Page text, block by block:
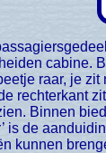
cabine.
raar, je zit
rechterkant
Binnen
is de
kunnen